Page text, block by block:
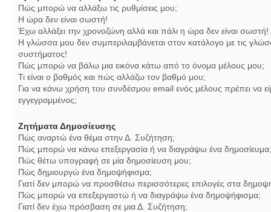
Πώς μπορώ να αλλάξω τις ρυθμίσεις μου;
Η ώρα δεν είναι σωστή!
Έχω αλλάξει την χρονοζώνη αλλά και πάλι η ώρα δεν είναι σωστή!
Η γλώσσα μου δεν συμπεριλαμβάνεται στον κατάλογο με τις
συστήματος!
Πώς μπορώ να βάλω μια εικόνα κάτω από το όνομα μέλους μου;
Τι είναι ο βαθμός και πώς αλλάζω τον βαθμό μου;
Για να κάνω χρήση του συνδέσμου email ενός μέλους πρέπει να
εγγεγραμμένος;
Ζητήματα Δημοσίευσης
Πώς αναρτώ ένα θέμα στην Δ. Συζήτηση;
Πώς μπορώ να κάνω επεξεργασία ή να διαγράψω ένα δημοσίευμα;
Πώς θέτω υπογραφή σε μία δημοσίευση μου;
Πώς δημιουργώ ένα δημοψήφισμα;
Γιατί δεν μπορώ να προσθέσω περισσότερες επιλογές στα
Πώς μπορώ να επεξεργαστώ ή να διαγράψω ένα δημοψήφισμα;
Γιατί δεν έχω πρόσβαση σε μια Δ. Συζήτηση;